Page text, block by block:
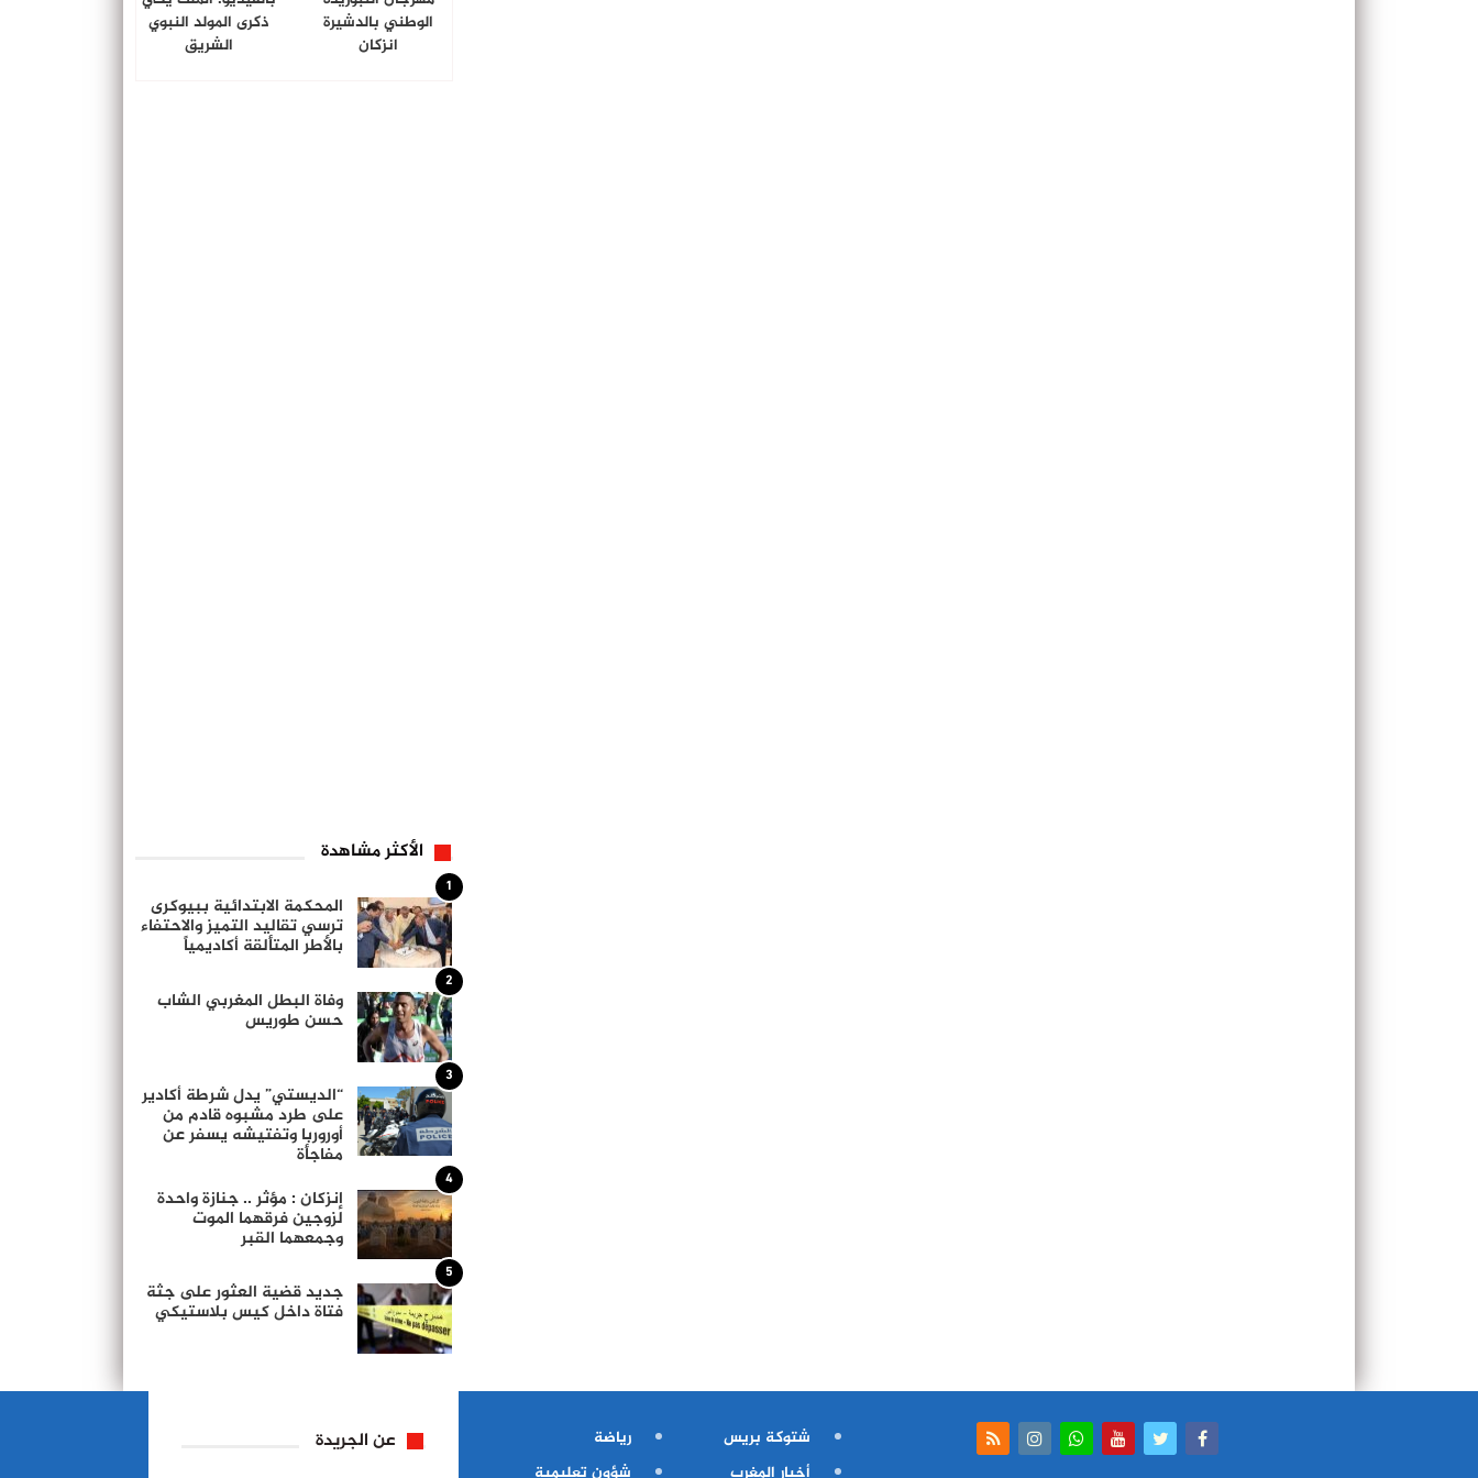
الوطني بالدشيرة
انزكان
ذكرى المولد النبوي
الشريق
الأكثر مشاهدة
1
المحكمة الابتدائية ببيوكرى
ترسي تقاليد التميز والاحتفاء
بالأطر المتألقة أكاديمياً
2
وفاة البطل المغربي الشاب
حسن طوريس
3
“الديستي” يدل شرطة أكادير
على طرد مشبوه قادم من
أوروربا وتفتيشه يسفر عن
مفاجأة
4
إنزكان : مؤثر .. جنازة واحدة
لزوجين فرقهما الموت
وجمعهما القبر
5
جديد قضية العثور على جثة
فتاة داخل كيس بلاستيكي
شتوكة بريس
أخبار المغرب
رياضة
شؤون تعليمية
عن الجريدة